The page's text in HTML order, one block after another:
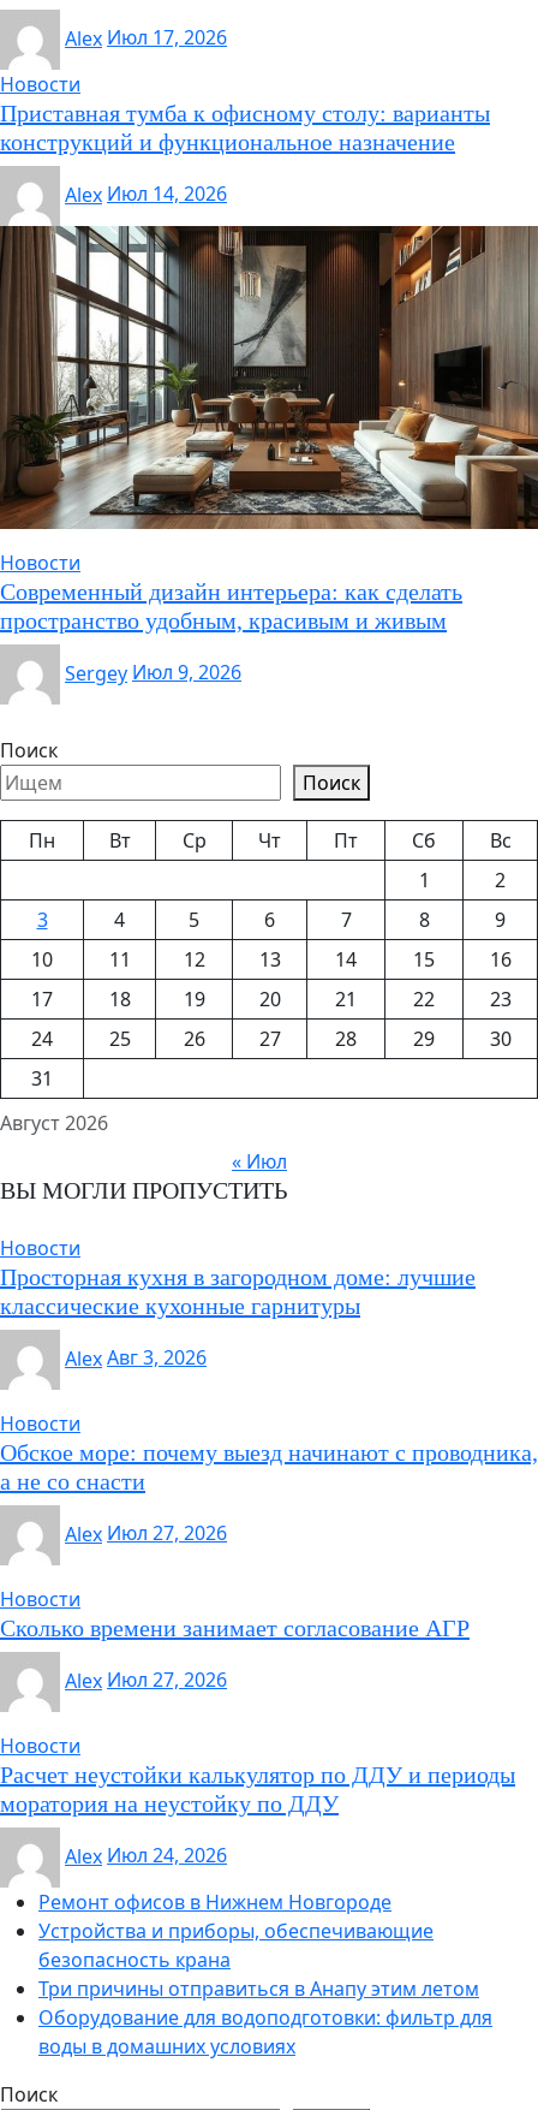
Alex Июл 17, 2026
Новости
Приставная тумба к офисному столу: варианты
конструкций и функциональное назначение
Alex Июл 14, 2026
Новости
Современный дизайн интерьера: как сделать
пространство удобным, красивым и живым
Sergey Июл 9, 2026
Поиск
Поиск
Август 2026
Пн Вт Ср Чт Пт Сб
Вс
1
2
3
4 5 6 7 8
9
10
11 12 13 14 15
16
17
18 19 20 21 22
23
24
25 26 27 28 29
30
31
« Июл
ВЫ МОГЛИ ПРОПУСТИТЬ
Новости
Просторная кухня в загородном доме: лучшие
классические кухонные гарнитуры
AlexАвг 3, 2026
Новости
Обское море: почему выезд начинают с проводника,
а не со снасти
Alex Июл 27, 2026
Новости
Сколько времени занимает согласование АГР
Alex Июл 27, 2026
Новости
Расчет неустойки калькулятор по ДДУ и периоды
моратория на неустойку по ДДУ
Alex Июл 24, 2026
Ремонт офисов в Нижнем Новгороде
Устройства и приборы, обеспечивающие
безопасность крана
Три причины отправиться в Анапу этим летом
Оборудование для водоподготовки: фильтр для
воды в домашних условиях
Поиск